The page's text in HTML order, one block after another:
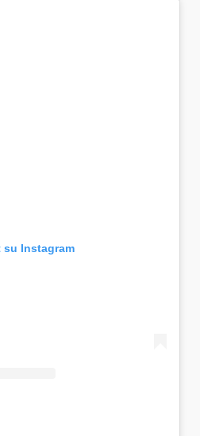
su Instagram